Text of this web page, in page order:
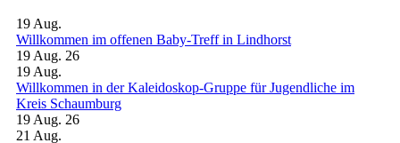
19 Aug.
Willkommen im offenen Baby-Treff in Lindhorst
19 Aug. 26
19 Aug.
Willkommen in der Kaleidoskop-Gruppe für Jugendliche im
Kreis Schaumburg
19 Aug. 26
21 Aug.